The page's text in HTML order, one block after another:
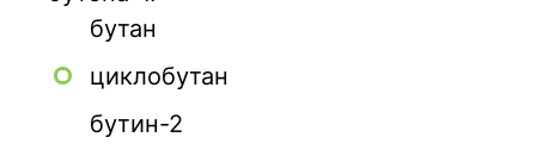
бутан
циклобутан
бутин-2